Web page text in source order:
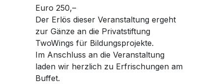
Euro 250,–
Der Erlös dieser Veranstaltung ergeht
zur Gänze an die Privatstiftung
TwoWings für Bildungsprojekte.
Im Anschluss an die Veranstaltung
laden wir herzlich zu Erfrischungen am
Buffet.